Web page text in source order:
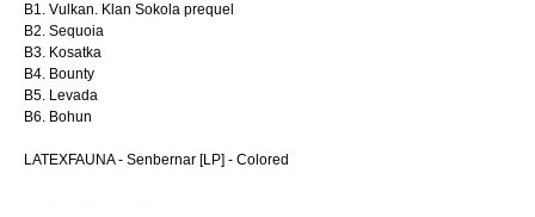
B1. Vulkan. Klan Sokola prequel
B2. Sequoia
B3. Kosatka
B4. Bounty
B5. Levada
B6. Bohun
LATEXFAUNA - Senbernar [LP] - Colored